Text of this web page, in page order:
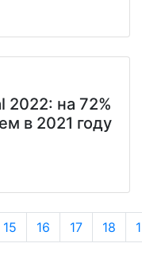
2022: на 72%
в 2021 году
15 16 17 18